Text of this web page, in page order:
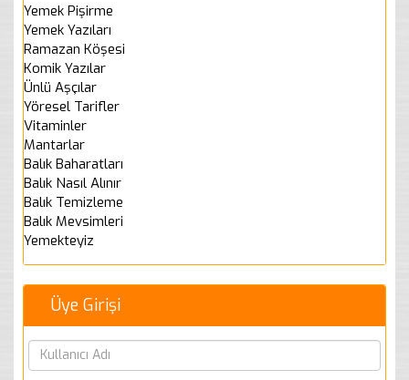
Yemek Pişirme
Yemek Yazıları
Ramazan Köşesi
Komik Yazılar
Ünlü Aşçılar
Yöresel Tarifler
Vitaminler
Mantarlar
Balık Baharatları
Balık Nasıl Alınır
Balık Temizleme
Balık Mevsimleri
Yemekteyiz
Üye Girişi